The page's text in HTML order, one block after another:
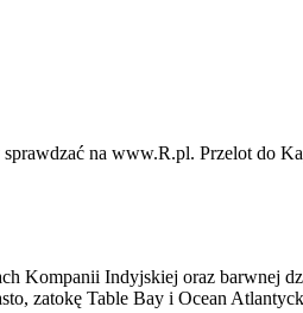
na www.R.pl. Przelot do
Kompanii Indyjskiej oraz barwnej
zatokę Table Bay i Ocean